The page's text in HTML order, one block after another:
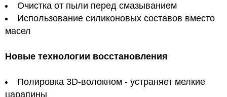
Очистка от пыли перед смазыванием
Использование силиконовых составов вместо
масел
Новые технологии восстановления
Полировка 3D-волокном - устраняет мелкие
царапины